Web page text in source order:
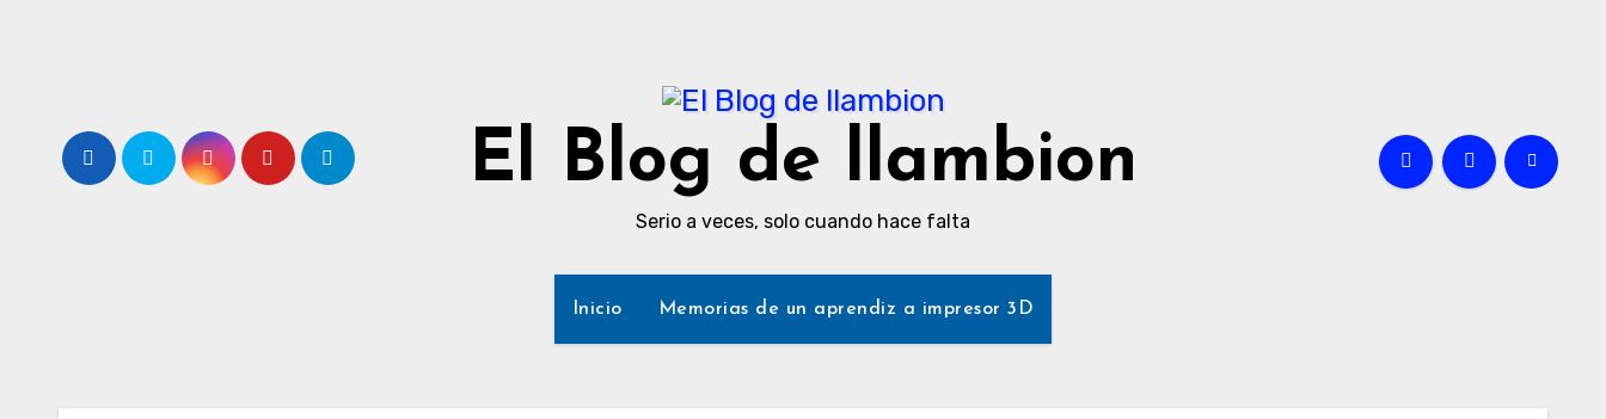
El Blog de llambion
Serio a veces, solo cuando hace falta
Inicio Memorias de un aprendiz a impresor 3D